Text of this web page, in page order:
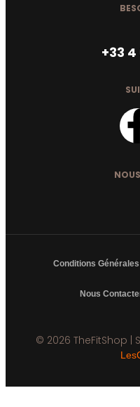
+33
Conditions Générales
Nous
© 2026 TheFitShop